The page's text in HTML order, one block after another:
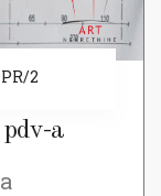
2
a